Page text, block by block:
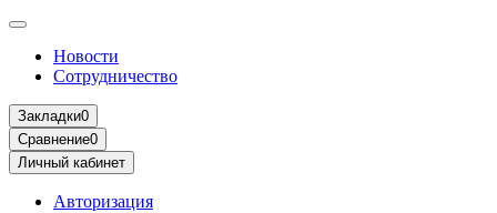
Новости
Сотрудничество
Закладки0
Сравнение0
Личный кабинет
Авторизация